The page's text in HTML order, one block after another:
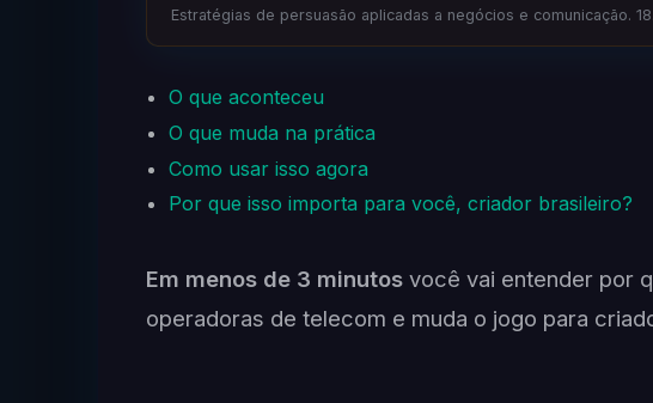
Estratégias de persuasão aplicadas a negócios e comunicação.
O que aconteceu
O que muda na prática
Como usar isso agora
Por que isso importa para você, criador brasileiro?
Em menos de 3 minutos você vai entender por
operadoras de telecom e muda o jogo para